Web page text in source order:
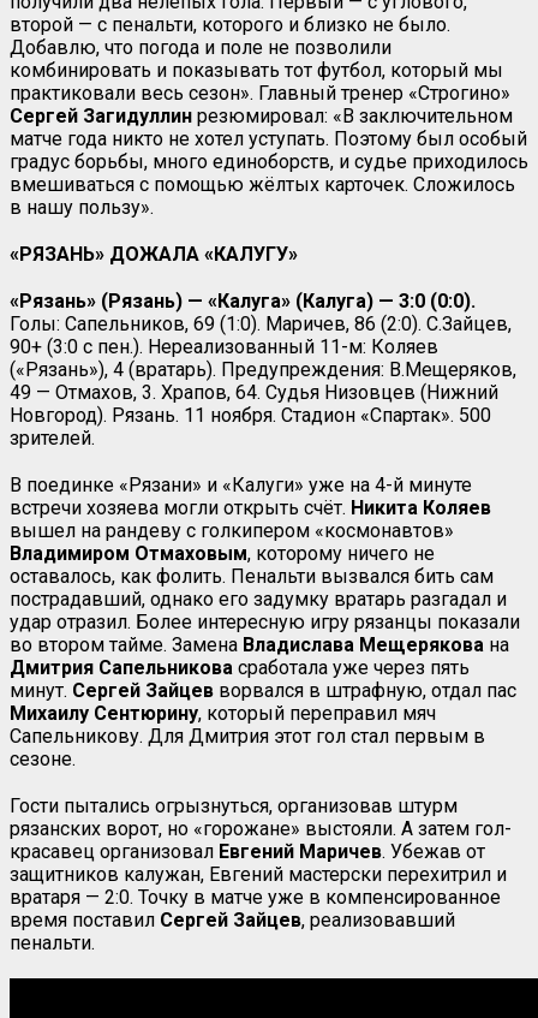
второй — с пенальти, которого и близко не было.
Добавлю, что погода и поле не позволили
комбинировать и показывать тот футбол, который мы
практиковали весь сезон». Главный тренер «Строгино»
Сергей Загидуллин резюмировал: «В заключительном
матче года никто не хотел уступать. Поэтому был особый
градус борьбы, много единоборств, и судье приходилось
вмешиваться с помощью жёлтых карточек. Сложилось
в нашу пользу».
«РЯЗАНЬ» ДОЖАЛА «КАЛУГУ»
«Рязань» (Рязань) — «Калуга» (Калуга) — 3:0 (0:0).
Голы: Сапельников, 69 (1:0). Маричев, 86 (2:0). С.Зайцев,
90+ (3:0 с пен.). Нереализованный 11-м: Коляев
(«Рязань»), 4 (вратарь). Предупреждения: В.Мещеряков,
49 — Отмахов, 3. Храпов, 64. Судья Низовцев (Нижний
Новгород). Рязань. 11 ноября. Стадион «Спартак». 500
зрителей.
В поединке «Рязани» и «Калуги» уже на 4-й минуте
встречи хозяева могли открыть счёт. Никита Коляев
вышел на рандеву с голкипером «космонавтов»
Владимиром Отмаховым, которому ничего не
оставалось, как фолить. Пенальти вызвался бить сам
пострадавший, однако его задумку вратарь разгадал и
удар отразил. Более интересную игру рязанцы показали
во втором тайме. Замена Владислава Мещерякова на
Дмитрия Сапельникова сработала уже через пять
минут. Сергей Зайцев ворвался в штрафную, отдал пас
Михаилу Сентюрину, который переправил мяч
Сапельникову. Для Дмитрия этот гол стал первым в
сезоне.
Гости пытались огрызнуться, организовав штурм
рязанских ворот, но «горожане» выстояли. А затем гол-
красавец организовал Евгений Маричев. Убежав от
защитников калужан, Евгений мастерски перехитрил и
вратаря — 2:0. Точку в матче уже в компенсированное
время поставил Сергей Зайцев, реализовавший
пенальти.